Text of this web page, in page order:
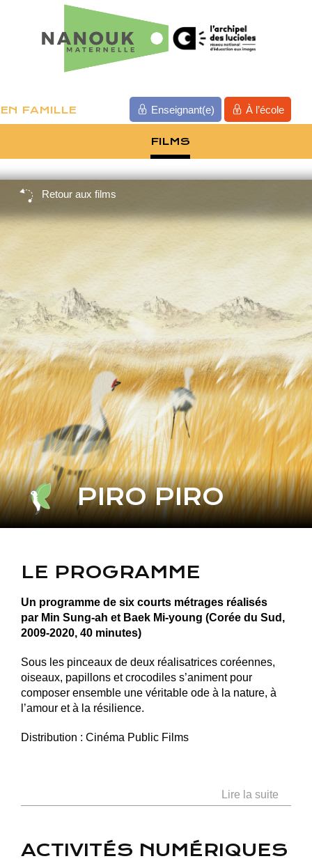
EN FAMILLE Enseignant(e) À l’école
FILMS
Retour aux films
PIRO PIRO
LE PROGRAMME
Un programme de six courts métrages réalisés
par Min Sung-ah et Baek Mi-young (Corée du Sud,
2009-2020, 40 minutes)
Sous les pinceaux de deux réalisatrices coréennes,
oiseaux, papillons et crocodiles s’animent pour
composer ensemble une véritable ode à la nature, à
l’amour et à la résilience.
Distribution : Cinéma Public Films
Lire la suite
ACTIVITÉS NUMÉRIQUES